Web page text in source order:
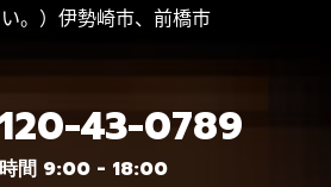
。）伊勢崎市、前橋市
43-0789
間 9:00 - 18:00